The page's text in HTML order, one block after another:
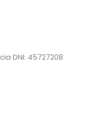
DNI: 45727208